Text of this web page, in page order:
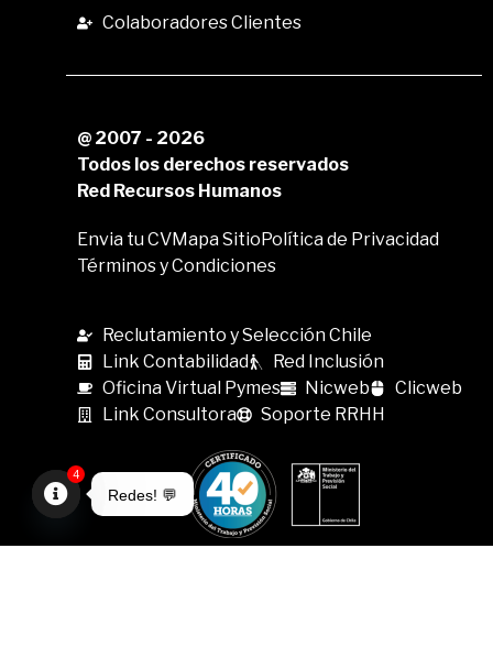
Colaboradores Clientes
@ 2007 - 2026
Todos los derechos reservados
Red Recursos Humanos
Envia tu CVMapa SitioPolítica de Privacidad
Términos y Condiciones
Reclutamiento y Selección Chile
Link Contabilidad
Red Inclusión
Oficina Virtual Pymes
Nicweb
Clicweb
Link Consultora
Soporte RRHH
Redes! 💬
4